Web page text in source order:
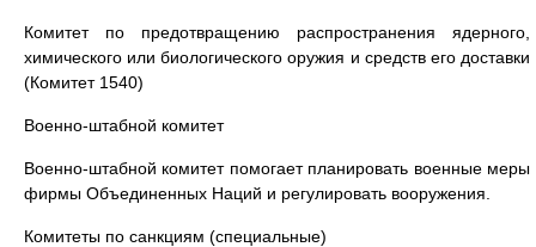
Комитет по предотвращению распространения ядерного,
химического или биологического оружия и средств его доставки
(Комитет 1540)
Военно-штабной комитет
Военно-штабной комитет помогает планировать военные меры
фирмы Объединенных Наций и регулировать вооружения.
Комитеты по санкциям (специальные)